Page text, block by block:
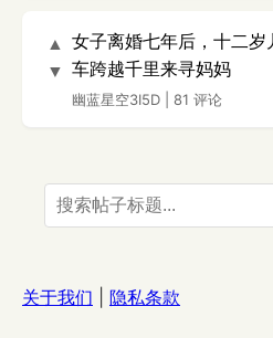
▲
▼
女子离婚七年后，十二岁
车跨越千里来寻妈妈
幽蓝星空3I5D 81 评论
关于我们 隐私条款